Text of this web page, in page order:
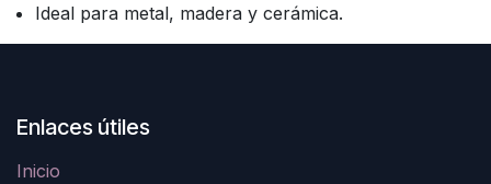
Ideal para metal, madera y cerámica.
Enlaces útiles
Inicio